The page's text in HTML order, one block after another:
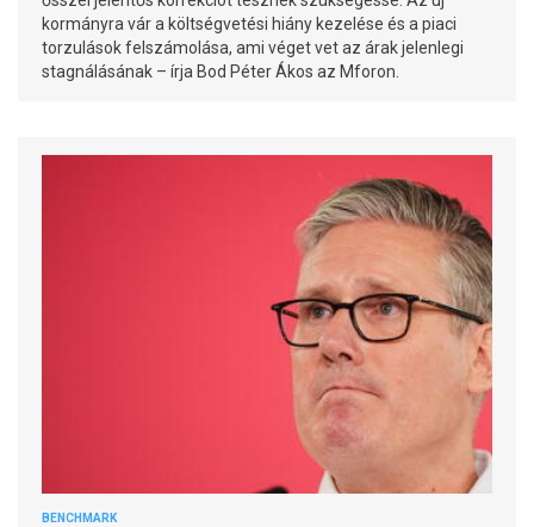
kormányra vár a költségvetési hiány kezelése és a piaci
torzulások felszámolása, ami véget vet az árak jelenlegi
stagnálásának – írja Bod Péter Ákos az Mforon.
BENCHMARK